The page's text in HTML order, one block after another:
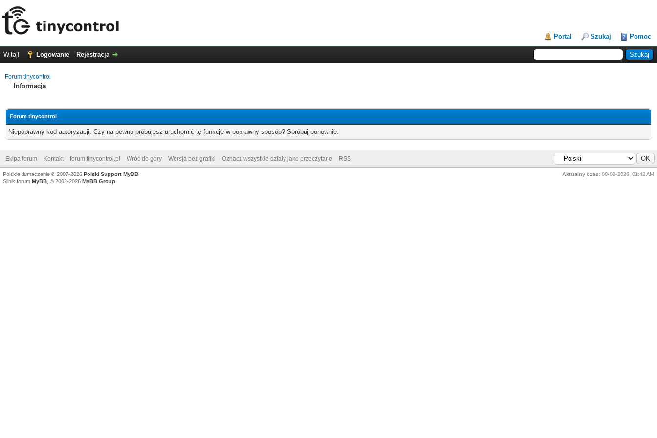
Portal Szukaj Pomoc
Witaj! Logowanie Rejestracja
Forum tinycontrol
Informacja
Forum tinycontrol
Niepoprawny kod autoryzacji. Czy na pewno próbujesz uruchomić tę funkcję w poprawny sposób? Spróbuj ponownie.
Ekipa forum Kontakt forum.tinycontrol.pl Wróć do góry Wersja bez grafiki Oznacz wszystkie działy jako przeczytane RSS
Aktualny czas: 08-08-2026, 01:42 AM
Polskie tłumaczenie © 2007-2026 Polski Support MyBB
Silnik forum MyBB , © 2002-2026 MyBB Group